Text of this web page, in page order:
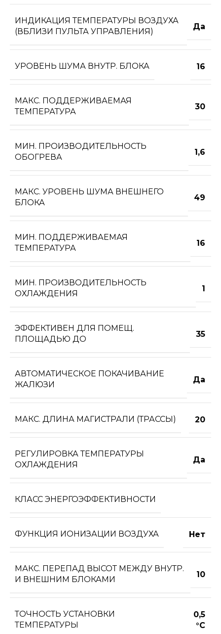
ИНДИКАЦИЯ ТЕМПЕРАТУРЫ ВОЗДУХА
(ВБЛИЗИ ПУЛЬТА УПРАВЛЕНИЯ)
Да
УРОВЕНЬ ШУМА ВНУТР. БЛОКА 16
МАКС. ПОДДЕРЖИВАЕМАЯ
ТЕМПЕРАТУРА
30
МИН. ПРОИЗВОДИТЕЛЬНОСТЬ
ОБОГРЕВА
1,6
МАКС. УРОВЕНЬ ШУМА ВНЕШНЕГО
БЛОКА
49
МИН. ПОДДЕРЖИВАЕМАЯ
ТЕМПЕРАТУРА
16
МИН. ПРОИЗВОДИТЕЛЬНОСТЬ
ОХЛАЖДЕНИЯ
1
ЭФФЕКТИВЕН ДЛЯ ПОМЕЩ.
ПЛОЩАДЬЮ ДО
35
АВТОМАТИЧЕСКОЕ ПОКАЧИВАНИЕ
ЖАЛЮЗИ
Да
МАКС. ДЛИНА МАГИСТРАЛИ (ТРАССЫ) 20
РЕГУЛИРОВКА ТЕМПЕРАТУРЫ
ОХЛАЖДЕНИЯ
Да
КЛАСС ЭНЕРГОЭФФЕКТИВНОСТИ
ФУНКЦИЯ ИОНИЗАЦИИ ВОЗДУХА Нет
МАКС. ПЕРЕПАД ВЫСОТ МЕЖДУ ВНУТР.
И ВНЕШНИМ БЛОКАМИ
10
ТОЧНОСТЬ УСТАНОВКИ
ТЕМПЕРАТУРЫ
0,5
°С